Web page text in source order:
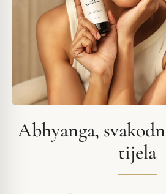
Abhyanga,
tijela